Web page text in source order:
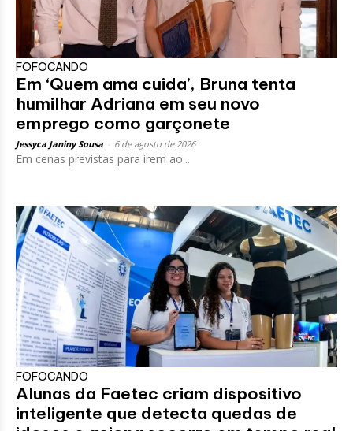
FOFOCANDO
Em ‘Quem ama cuida’, Bruna tenta
humilhar Adriana em seu novo
emprego como garçonete
Jessyca Janiny Sousa 6 de agosto de 2026
Em cenas previstas para irem ao...
FOFOCANDO
Alunas da Faetec criam dispositivo
inteligente que detecta quedas de